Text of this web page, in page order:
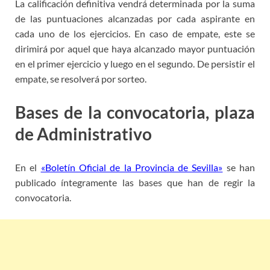
La calificación definitiva vendrá determinada por la suma
de las puntuaciones alcanzadas por cada aspirante en
cada uno de los ejercicios. En caso de empate, este se
dirimirá por aquel que haya alcanzado mayor puntuación
en el primer ejercicio y luego en elsegundo. De persistir el
empate, se resolverá por sorteo.
Bases de la convocatoria, plaza
de Administrativo
En el «Boletín Oficial de la Provincia de Sevilla» se han
publicado íntegramente las bases que han de regir la
convocatoria.